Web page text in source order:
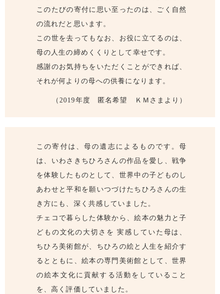
このたびの寄付に思い至ったのは、ごく自然
の流れだと思います。
この世を去ってもなお、お役に立てるのは、
母の人生の締めくくりとして幸せです。
感謝のお気持ちをいただくことができれば、
それが何よりの母への供養になります。
（2019年度 匿名希望 ＫＭさまより）
この寄付は、母の遺志によるものです。母
は、いわさきちひろさんの作品を愛し、戦争
を体験したものとして、世界中の子どものし
あわせと平和を願いつづけたちひろさんの生
き方にも、深く共感していました。
チェコで暮らした体験から、絵本の魅力と子
どもの文化の大切さを 実感していた母は、
ちひろ美術館が、ちひろの絵と人生を紹介す
るとともに、絵本の専門美術館として、世界
の絵本文化に貢献する活動をしていること
を、高く評価していました。